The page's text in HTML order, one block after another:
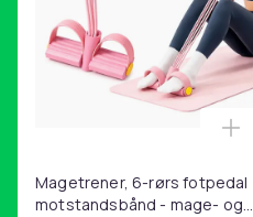
Magetrener, 6-rørs fotpedal
motstandsbånd - mage- og